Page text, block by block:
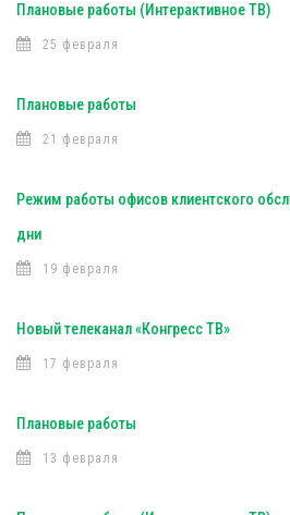
Плановые работы (Интерактивное ТВ)
25 февраля
Плановые работы
21 февраля
Режим работы офисов клиентского
дни
19 февраля
Новый телеканал «Конгресс ТВ»
17 февраля
Плановые работы
13 февраля